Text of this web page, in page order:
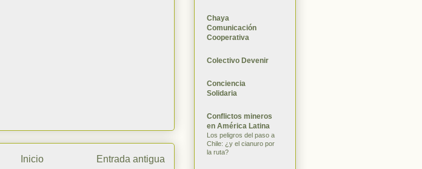
Entrada antigua
Inicio
Chaya
Comunicación
Cooperativa
Colectivo Devenir
Conciencia
Solidaria
Conflictos mineros
en América Latina
Los peligros del paso a
Chile: ¿y el cianuro por
la ruta?